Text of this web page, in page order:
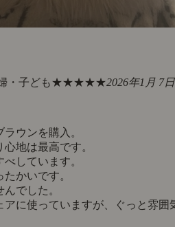
・子ども★★★★★2026年1月 7日
ウンを購入。
地は最高です。
しています。
かいです。
でした。
アに使っていますが、ぐっと雰囲